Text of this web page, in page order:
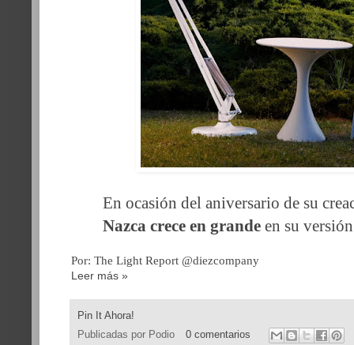
En ocasión del aniversario de su
Nazca crece en grande en su
Por: The Light Report @diezcompany
Leer más »
Pin It Ahora!
Publicadas por Podio
0 comentarios